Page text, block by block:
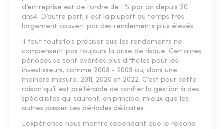
d’entreprise est de l’ordre de 1 % par an depuis 20
ans4. D’autre part, il est la plupart du temps très
largement couvert par des rendements plus élevés.
Il faut toutefois préciser que les rendements ne
compensent pas toujours la prise de risque. Certaines
périodes se sont avérées plus difficiles pour les
investisseurs, comme 2008 - 2009 ou, dans une
moindre mesure, 2011, 2020 et 2022. C’est pour cette
raison qu’il est préférable de confier la gestion à des
spécialistes qui sauront, en principe, mieux que les
autres passer ces périodes délicates.
L’expérience nous montre cependant que le rebond